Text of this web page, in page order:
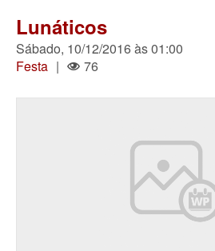
Lunáticos
Sábado, 10/12/2016 às 01:00
Festa | 76